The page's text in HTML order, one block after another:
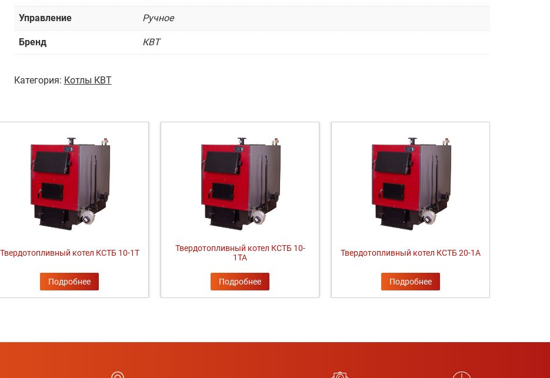
Управление Ручное
Бренд КВТ
Категория: Котлы КВТ
Твердотопливный котел КСТБ 10-1Т
Подробнее
Твердотопливный котел КСТБ 10-
1ТА
Подробнее
Твердотопливный котел КСТБ 20-1А
Подробнее